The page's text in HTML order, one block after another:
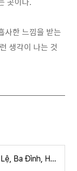
사한 느낌을 받는
생각이 나는 것
투레공원 · Đ. Bưởi, Thủ Lệ, Ba Đình, Hà Nội 100000 베트남